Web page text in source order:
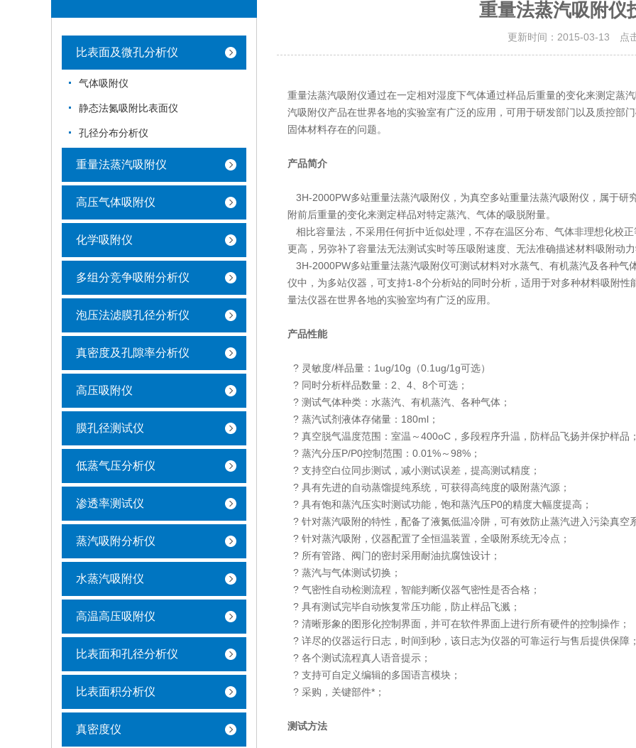
比表面及微孔分析仪
气体吸附仪
静态法氮吸附比表面仪
孔径分布分析仪
重量法蒸汽吸附仪
高压气体吸附仪
化学吸附仪
多组分竞争吸附分析仪
泡压法滤膜孔径分析仪
真密度及孔隙率分析仪
高压吸附仪
膜孔径测试仪
低蒸气压分析仪
渗透率测试仪
蒸汽吸附分析仪
水蒸汽吸附仪
高温高压吸附仪
比表面和孔径分析仪
比表面积分析仪
真密度仪
重量法蒸汽吸附仪
更新时间：2015-03-13 点
重量法蒸汽吸附仪通过在一定相对湿度下气体通过样品后重量的变化来测定蒸
汽吸附仪产品在世界各地的实验室有广泛的应用，可用于研发部门以及质控部
固体材料存在的问题。
产品简介
3H-2000PW多站重量法蒸汽吸附仪，为真空多站重量法蒸汽吸附仪，属于研
附前后重量的变化来测定样品对特定蒸汽、气体的吸脱附量。
相比容量法，不采用任何折中近似处理，不存在温区分布、气体非理想化校
更高，另弥补了容量法无法测试实时等压吸附速度、无法准确描述材料吸附动
3H-2000PW多站重量法蒸汽吸附仪可测试材料对水蒸气、有机蒸汽及各种气
仪中，为多站仪器，可支持1-8个分析站的同时分析，适用于对多种材料吸附
量法仪器在世界各地的实验室均有广泛的应用。
产品性能
? 灵敏度/样品量：1ug/10g（0.1ug/1g可选）
? 同时分析样品数量：2、4、8个可选；
? 测试气体种类：水蒸汽、有机蒸汽、各种气体；
? 蒸汽试剂液体存储量：180ml；
? 真空脱气温度范围：室温～400oC，多段程序升温，防样品飞扬并保护样品
? 蒸汽分压P/P0控制范围：0.01%～98%；
? 支持空白位同步测试，减小测试误差，提高测试精度；
? 具有先进的自动蒸馏提纯系统，可获得高纯度的吸附蒸汽源；
? 具有饱和蒸汽压实时测试功能，饱和蒸汽压P0的精度大幅度提高；
? 针对蒸汽吸附的特性，配备了液氮低温冷阱，可有效防止蒸汽进入污染真空
? 针对蒸汽吸附，仪器配置了全恒温装置，全吸附系统无冷点；
? 所有管路、阀门的密封采用耐油抗腐蚀设计；
? 蒸汽与气体测试切换；
? 气密性自动检测流程，智能判断仪器气密性是否合格；
? 具有测试完毕自动恢复常压功能，防止样品飞溅；
? 清晰形象的图形化控制界面，并可在软件界面上进行所有硬件的控制操作；
? 详尽的仪器运行日志，时间到秒，该日志为仪器的可靠运行与售后提供保障
? 各个测试流程真人语音提示；
? 支持可自定义编辑的多国语言模块；
? 采购，关键部件*；
测试方法